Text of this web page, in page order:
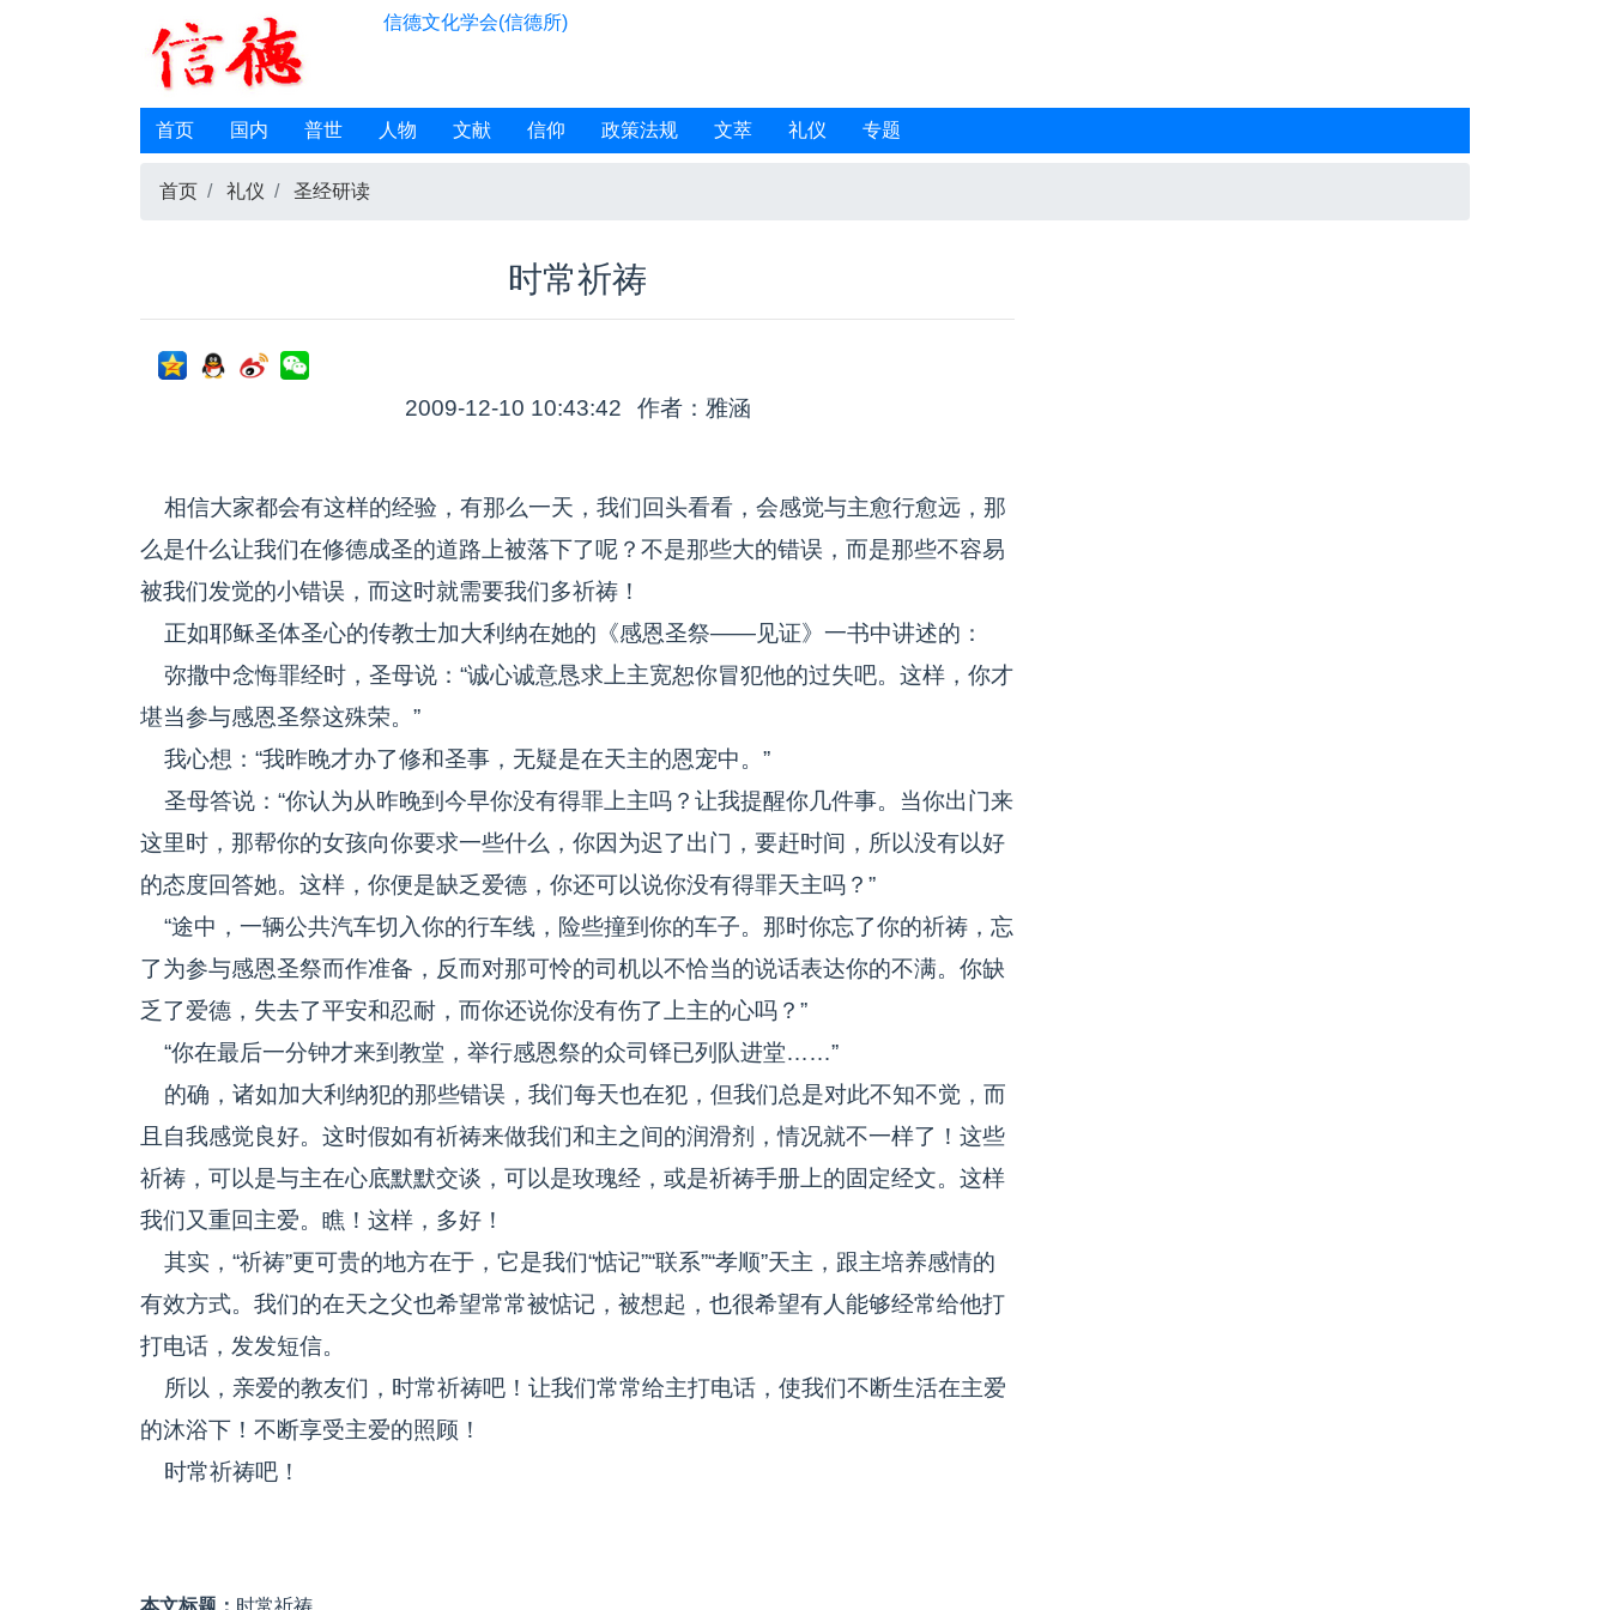
信德文化学会(信德所)
首页 国内 普世 人物 文献 信仰 政策法规 文萃 礼仪 专题
首页 礼仪 圣经研读
时常祈祷
2009-12-10 10:43:42 作者：雅涵
相信大家都会有这样的经验，有那么一天，我们回头看看，会感觉与主愈行愈远，那
么是什么让我们在修德成圣的道路上被落下了呢？不是那些大的错误，而是那些不容易
被我们发觉的小错误，而这时就需要我们多祈祷！
正如耶稣圣体圣心的传教士加大利纳在她的《感恩圣祭——见证》一书中讲述的：
弥撒中念悔罪经时，圣母说：“诚心诚意恳求上主宽恕你冒犯他的过失吧。这样，你才
堪当参与感恩圣祭这殊荣。”
我心想：“我昨晚才办了修和圣事，无疑是在天主的恩宠中。”
圣母答说：“你认为从昨晚到今早你没有得罪上主吗？让我提醒你几件事。当你出门来
这里时，那帮你的女孩向你要求一些什么，你因为迟了出门，要赶时间，所以没有以好
的态度回答她。这样，你便是缺乏爱德，你还可以说你没有得罪天主吗？”
“途中，一辆公共汽车切入你的行车线，险些撞到你的车子。那时你忘了你的祈祷，忘
了为参与感恩圣祭而作准备，反而对那可怜的司机以不恰当的说话表达你的不满。你缺
乏了爱德，失去了平安和忍耐，而你还说你没有伤了上主的心吗？”
“你在最后一分钟才来到教堂，举行感恩祭的众司铎已列队进堂……”
的确，诸如加大利纳犯的那些错误，我们每天也在犯，但我们总是对此不知不觉，而
且自我感觉良好。这时假如有祈祷来做我们和主之间的润滑剂，情况就不一样了！这些
祈祷，可以是与主在心底默默交谈，可以是玫瑰经，或是祈祷手册上的固定经文。这样
我们又重回主爱。瞧！这样，多好！
其实，“祈祷”更可贵的地方在于，它是我们“惦记”“联系”“孝顺”天主，跟主培养感情的
有效方式。我们的在天之父也希望常常被惦记，被想起，也很希望有人能够经常给他打
打电话，发发短信。
所以，亲爱的教友们，时常祈祷吧！让我们常常给主打电话，使我们不断生活在主爱
的沐浴下！不断享受主爱的照顾！
时常祈祷吧！
本文标题： 时常祈祷